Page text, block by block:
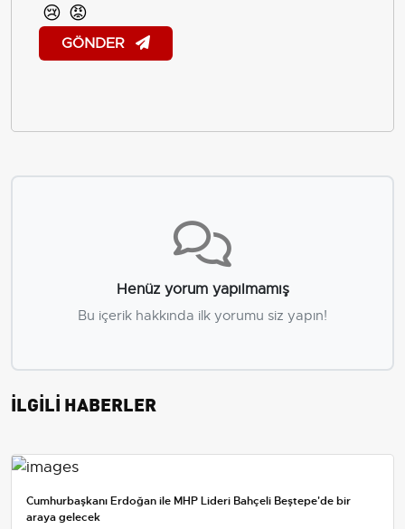
😢 😡
GÖNDER
Henüz yorum yapılmamış
Bu içerik hakkında ilk yorumu siz yapın!
İLGİLİ HABERLER
Cumhurbaşkanı Erdoğan ile MHP Lideri Bahçeli Beştepe'de bir
araya gelecek